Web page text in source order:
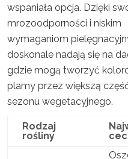
wspaniała opcja. Dzięki
mrozoodporności i niskim
wymaganiom
doskonale nadają się na
gdzie mogą tworzyć
plamy przez większą
sezonu wegetacyjnego.
Rodzaj
rośliny